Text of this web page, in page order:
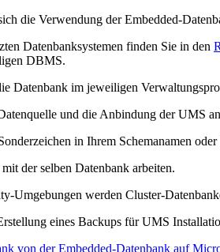
die Verwendung der Embedded-
Datenbanksystemen finden Sie in den
DBMS.
Datenbank im jeweiligen
und die Anbindung der UMS
in Ihrem Schemanamen
der selben Datenbank arbeiten.
Umgebungen werden Cluster-
eines Backups für UMS
von der Embedded-Datenbank auf